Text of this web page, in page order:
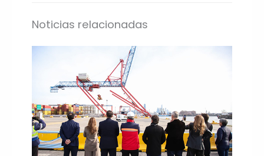
Noticias relacionadas